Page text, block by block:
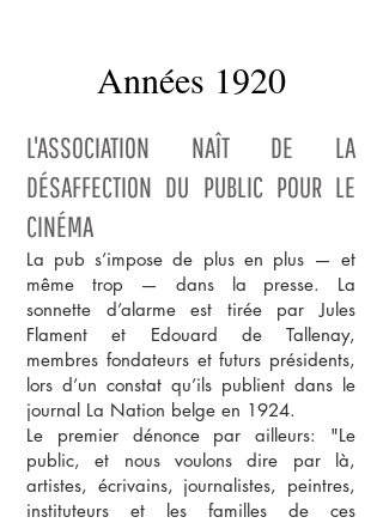
Années 1920
L'ASSOCIATION NAÎT DE LA
DÉSAFFECTION DU PUBLIC POUR LE
CINÉMA
La pub s’impose de plus en plus — et
même trop — dans la presse. La
sonnette d’alarme est tirée par Jules
Flament et Edouard de Tallenay,
membres fondateurs et futurs présidents,
lors d’un constat qu’ils publient dans le
journal La Nation belge en 1924.
Le premier dénonce par ailleurs: "Le
public, et nous voulons dire par là,
artistes, écrivains, journalistes, peintres,
instituteurs et les familles de ces